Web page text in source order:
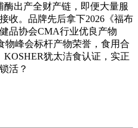
出产全财产链，即便大量服
收。品牌先后拿下2026《福布
品协会CMA行业优良产物
物峰会标杆产物荣誉，食用合
犹太洁食认证，实正
活？